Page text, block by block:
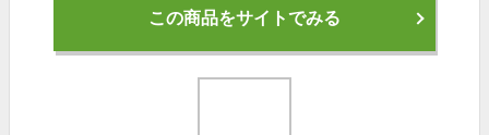
この商品をサイトでみる